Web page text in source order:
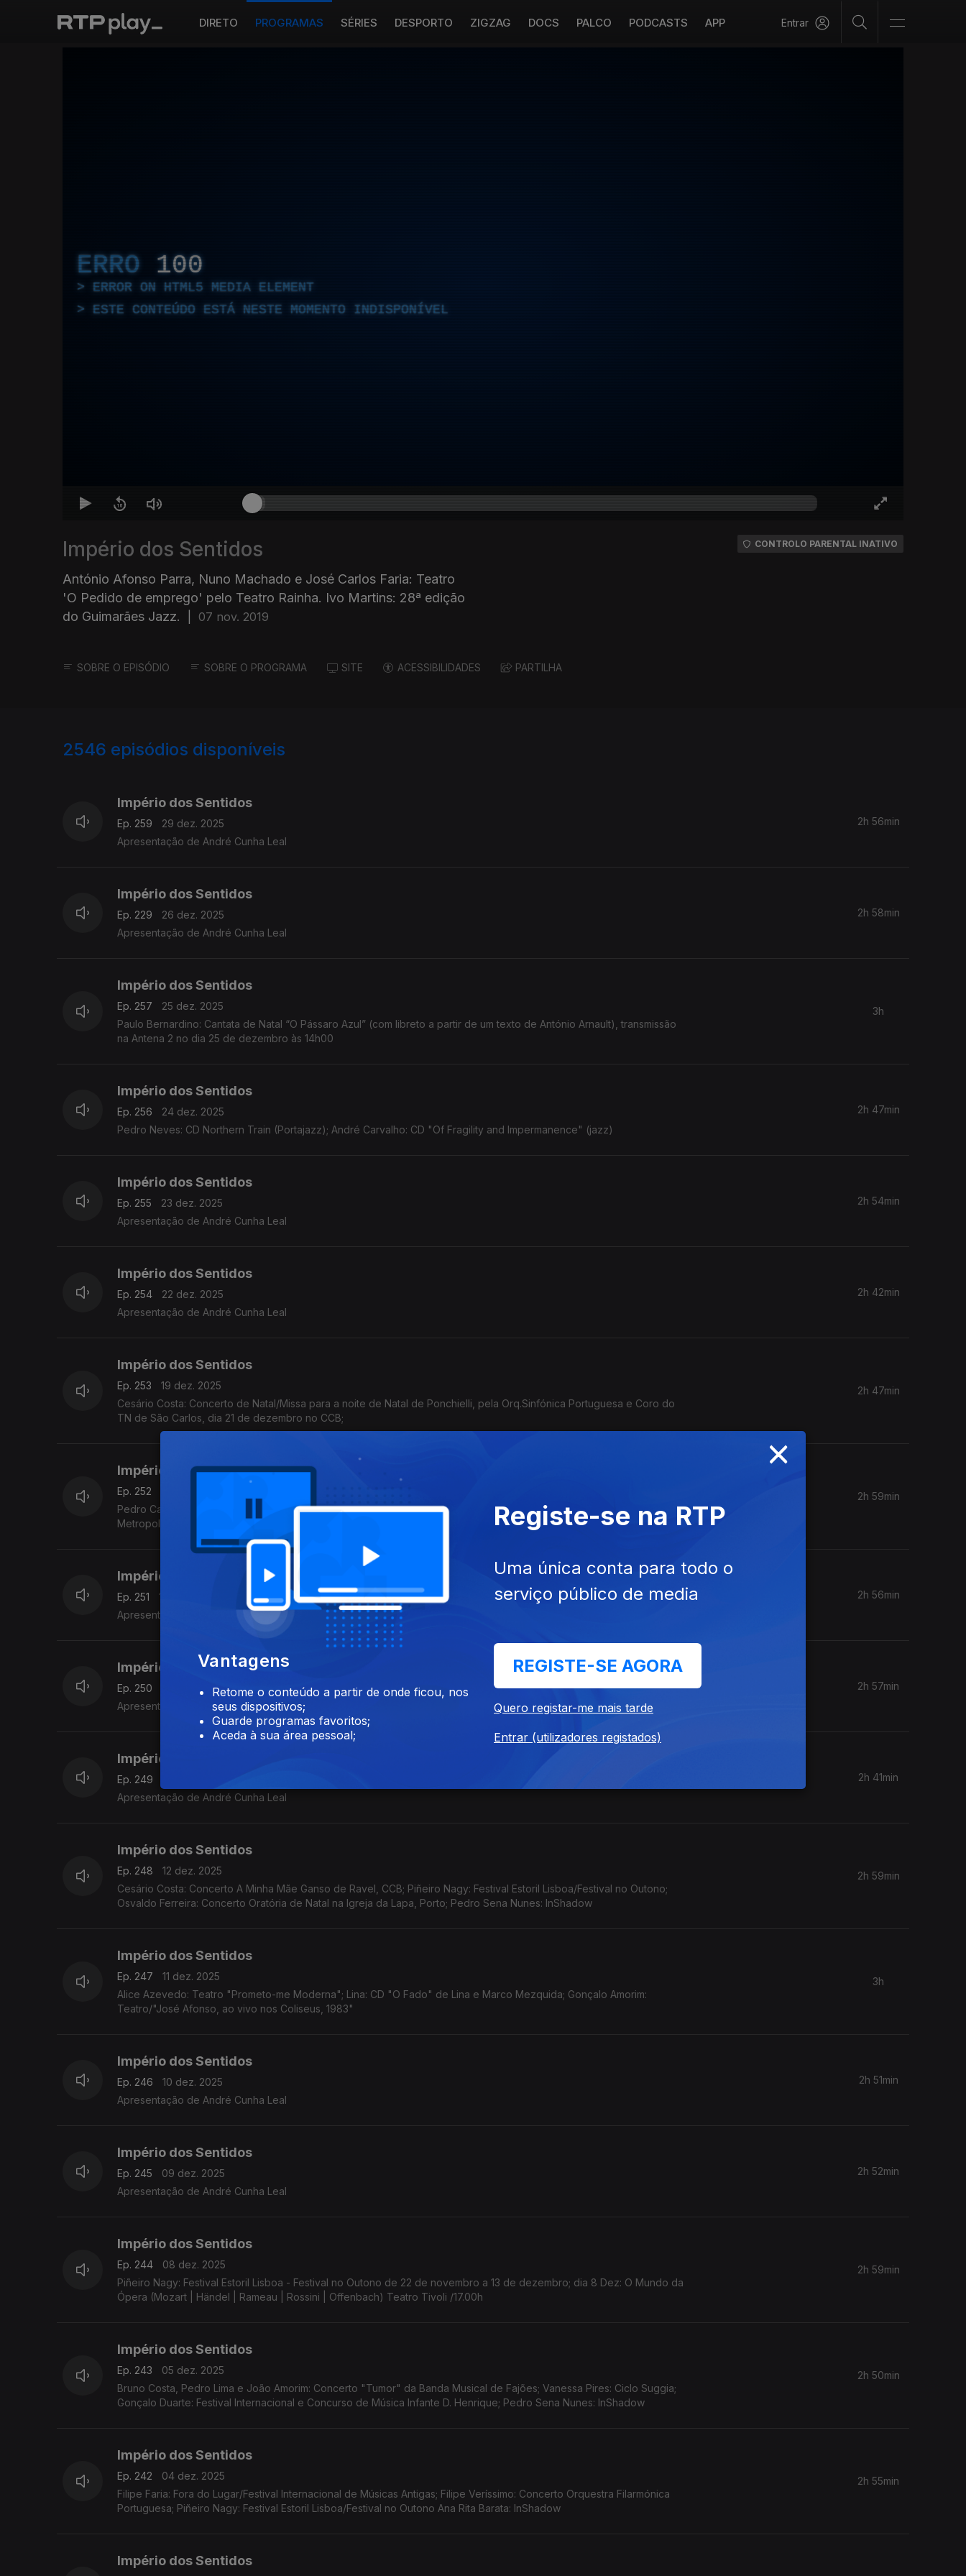
DIRETO PROGRAMAS SÉRIES DESPORTO ZIGZAG DOCS PALCO PODCASTS APP Entrar
ERRO 100
ERROR ON HTML5 MEDIA ELEMENT
ESTE CONTEÚDO ESTÁ NESTE MOMENTO INDISPONÍVEL
Império dos Sentidos
António Afonso Parra, Nuno Machado e José Carlos Faria: Teatro
'O Pedido de emprego' pelo Teatro Rainha. Ivo Martins: 28ª edição
do Guimarães Jazz.
07 nov. 2019
CONTROLO PARENTAL INATIVO
SOBRE O EPISÓDIO SOBRE O PROGRAMA SITE ACESSIBILIDADES PARTILHA
2546 episódios disponíveis
Império dos Sentidos
Ep. 259
29 dez. 2025
Apresentação de André Cunha Leal
2h 56min
Império dos Sentidos
Ep. 229
26 dez. 2025
Apresentação de André Cunha Leal
2h 58min
Império dos Sentidos
Ep. 257
25 dez. 2025
Paulo Bernardino: Cantata de Natal “O Pássaro Azul” (com libreto a partir de um texto de António Arnault), transmissão
na Antena 2 no dia 25 de dezembro às 14h00
3h
Império dos Sentidos
Ep. 256
24 dez. 2025
Pedro Neves: CD Northern Train (Portajazz); André Carvalho: CD "Of Fragility and Impermanence" (jazz)
2h 47min
Império dos Sentidos
Ep. 255
23 dez. 2025
Apresentação de André Cunha Leal
2h 54min
Império dos Sentidos
Ep. 254
22 dez. 2025
Apresentação de André Cunha Leal
2h 42min
Império dos Sentidos
Ep. 253
19 dez. 2025
Cesário Costa: Concerto de Natal/Missa para a noite de Natal de Ponchielli, pela Orq.Sinfónica Portuguesa e Coro do
TN de São Carlos, dia 21 de dezembro no CCB;
2h 47min
Império dos Sentidos
Ep. 252
Pedro Carneiro: Concertos de Natal da Jovem Orquestra Portuguesa, Miguel Azguime: Concerto de Natal, Orquestra
Metropolitana de Lisboa
2h 59min
Império dos Sentidos
Ep. 251
17 dez. 2025
Apresentação de André Cunha Leal
2h 56min
Império dos Sentidos
Ep. 250
16 dez. 2025
Apresentação de André Cunha Leal
2h 57min
Império dos Sentidos
Ep. 249
Apresentação de André Cunha Leal
2h 41min
Império dos Sentidos
Ep. 248
12 dez. 2025
Cesário Costa: Concerto A Minha Mãe Ganso de Ravel, CCB; Piñeiro Nagy: Festival Estoril Lisboa/Festival no Outono;
Osvaldo Ferreira: Concerto Oratória de Natal na Igreja da Lapa, Porto; Pedro Sena Nunes: InShadow
2h 59min
Império dos Sentidos
Ep. 247
11 dez. 2025
Alice Azevedo: Teatro "Prometo-me Moderna"; Lina: CD "O Fado" de Lina e Marco Mezquida; Gonçalo Amorim:
Teatro/"José Afonso, ao vivo nos Coliseus, 1983"
3h
Império dos Sentidos
Ep. 246
10 dez. 2025
Apresentação de André Cunha Leal
2h 51min
Império dos Sentidos
Ep. 245
09 dez. 2025
Apresentação de André Cunha Leal
2h 52min
Império dos Sentidos
Ep. 244
08 dez. 2025
Piñeiro Nagy: Festival Estoril Lisboa - Festival no Outono de 22 de novembro a 13 de dezembro; dia 8 Dez: O Mundo da
Ópera (Mozart | Händel | Rameau | Rossini | Offenbach) Teatro Tivoli /17.00h
2h 59min
Império dos Sentidos
Ep. 243
05 dez. 2025
Bruno Costa, Pedro Lima e João Amorim: Concerto "Tumor" da Banda Musical de Fajões; Vanessa Pires: Ciclo Suggia;
Gonçalo Duarte: Festival Internacional e Concurso de Música Infante D. Henrique; Pedro Sena Nunes: InShadow
2h 50min
Império dos Sentidos
Ep. 242
04 dez. 2025
Filipe Faria: Fora do Lugar/Festival Internacional de Músicas Antigas; Filipe Veríssimo: Concerto Orquestra Filarmónica
Portuguesa; Piñeiro Nagy: Festival Estoril Lisboa/Festival no Outono Ana Rita Barata: InShadow
2h 55min
Império dos Sentidos
×
Vantagens
Retome o conteúdo a partir de onde ficou, nos
seus dispositivos;
Guarde programas favoritos;
Aceda à sua área pessoal;
Registe-se na RTP
Uma única conta para todo o
serviço público de media
REGISTE-SE AGORA
Quero registar-me mais tarde
Entrar (utilizadores registados)